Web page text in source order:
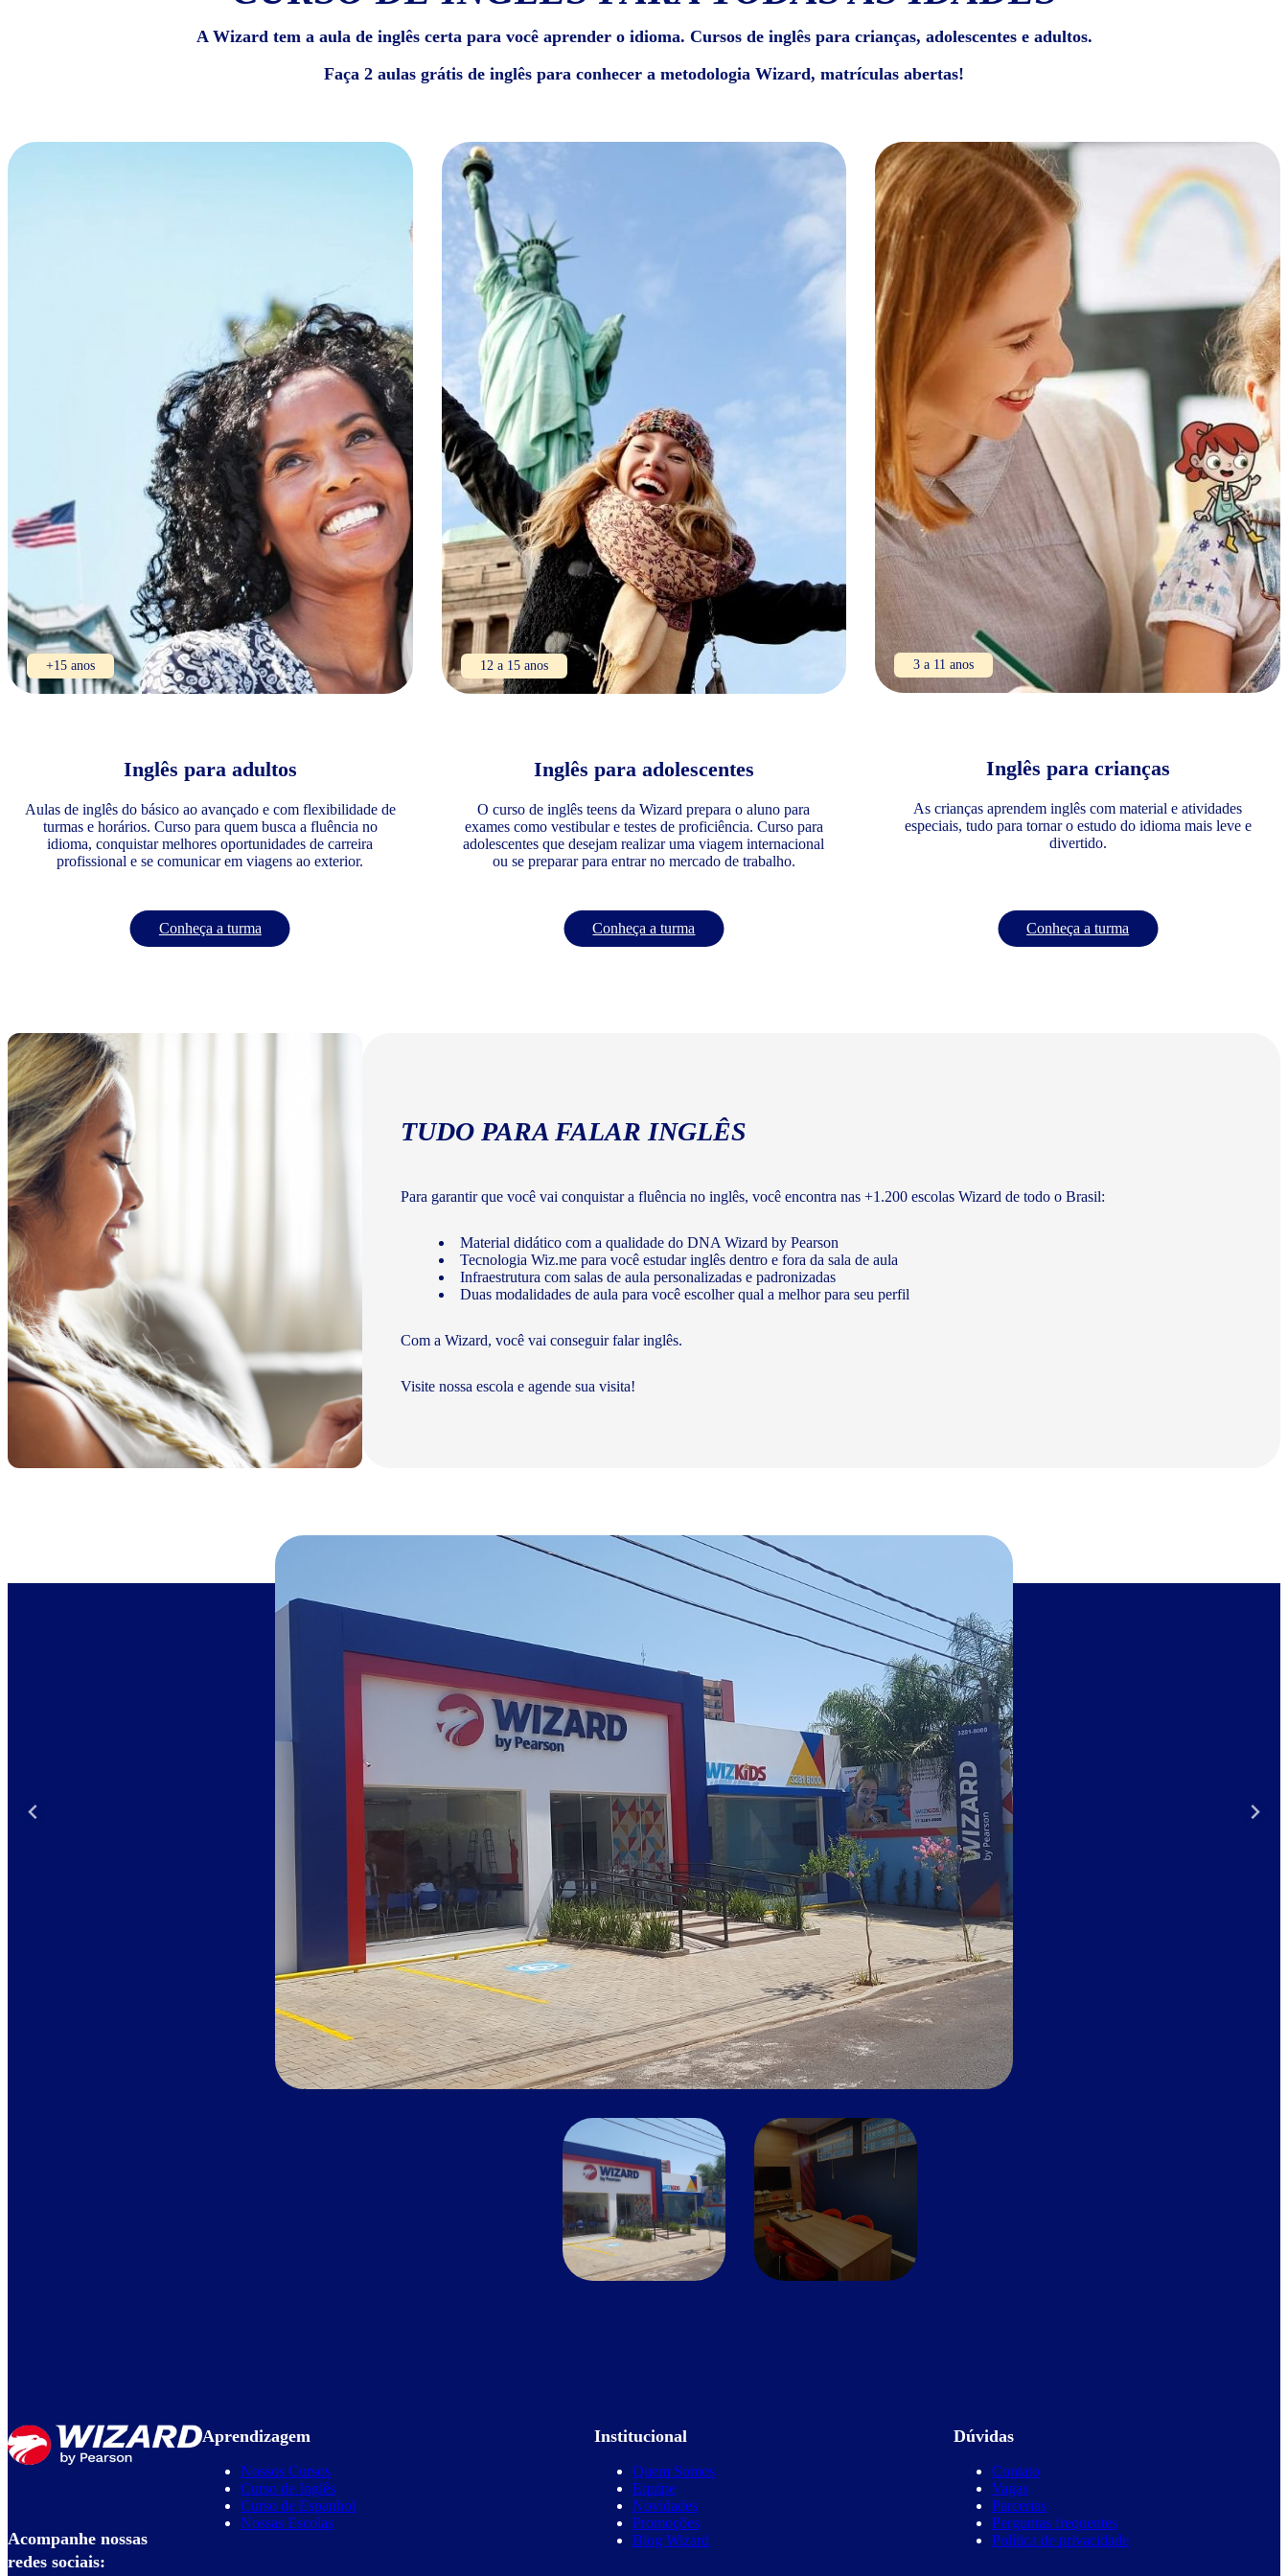
A Wizard tem a aula de inglês certa para você aprender o idioma. Cursos de inglês para crianças, adolescentes e adultos.
Faça 2 aulas grátis de inglês para conhecer a metodologia Wizard, matrículas abertas!
+15 anos
Inglês para adultos
Aulas de inglês do básico ao avançado e com flexibilidade de
turmas e horários. Curso para quem busca a fluência no
idioma, conquistar melhores oportunidades de carreira
profissional e se comunicar em viagens ao exterior.
Conheça a turma
12 a 15 anos
Inglês para adolescentes
O curso de inglês teens da Wizard prepara o aluno para
exames como vestibular e testes de proficiência. Curso para
adolescentes que desejam realizar uma viagem internacional
ou se preparar para entrar no mercado de trabalho.
Conheça a turma
3 a 11 anos
Inglês para crianças
As crianças aprendem inglês com material e atividades
especiais, tudo para tornar o estudo do idioma mais leve e
divertido.
Conheça a turma
TUDO PARA FALAR INGLÊS
Para garantir que você vai conquistar a fluência no inglês, você encontra nas +1.200 escolas Wizard de todo o Brasil:
Material didático com a qualidade do DNA Wizard by Pearson
Tecnologia Wiz.me para você estudar inglês dentro e fora da sala de aula
Infraestrutura com salas de aula personalizadas e padronizadas
Duas modalidades de aula para você escolher qual a melhor para seu perfil
Com a Wizard, você vai conseguir falar inglês.
Visite nossa escola e agende sua visita!
Acompanhe nossas
redes sociais:
Aprendizagem
Nossos Cursos
Curso de Inglês
Curso de Espanhol
Nossas Escolas
Institucional
Quem Somos
Equipe
Novidades
Promoções
Blog Wizard
Dúvidas
Contato
Vagas
Parcerias
Perguntas frequentes
Política de privacidade